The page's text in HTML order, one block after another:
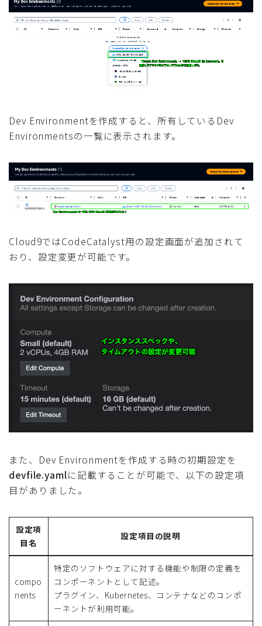
Dev Environmentを作成すると、所有しているDev
Environmentsの一覧に表示されます。
Cloud9ではCodeCatalyst用の設定画面が追加されて
おり、設定変更が可能です。
また、Dev Environmentを作成する時の初期設定を
devfile.yamlに記載することが可能で、以下の設定項
目がありました。
設定項
目名
設定項目の説明
compo
nents
特定のソフトウェアに対する機能や制限の定義を
コンポーネントとして記述。
プラグイン、Kubernetes、コンテナなどのコンポ
ーネントが利用可能。